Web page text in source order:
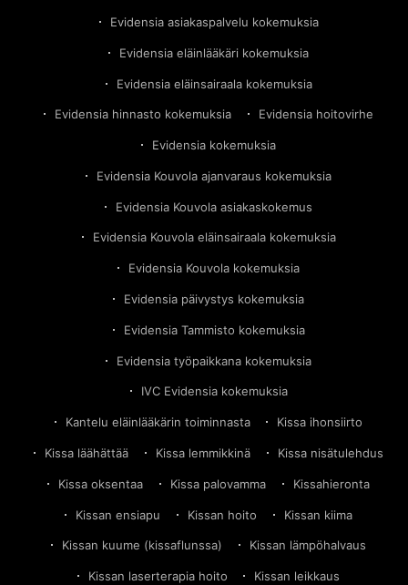
Evidensia asiakaspalvelu kokemuksia
Evidensia eläinlääkäri kokemuksia
Evidensia eläinsairaala kokemuksia
Evidensia hinnasto kokemuksia Evidensia hoitovirhe
Evidensia kokemuksia
Evidensia Kouvola ajanvaraus kokemuksia
Evidensia Kouvola asiakaskokemus
Evidensia Kouvola eläinsairaala kokemuksia
Evidensia Kouvola kokemuksia
Evidensia päivystys kokemuksia
Evidensia Tammisto kokemuksia
Evidensia työpaikkana kokemuksia
IVC Evidensia kokemuksia
Kantelu eläinlääkärin toiminnasta Kissa ihonsiirto
Kissa läähättää Kissa lemmikkinä Kissa nisätulehdus
Kissa oksentaa Kissa palovamma Kissahieronta
Kissan ensiapu Kissan hoito Kissan kiima
Kissan kuume (kissaflunssa) Kissan lämpöhalvaus
Kissan laserterapia hoito Kissan leikkaus